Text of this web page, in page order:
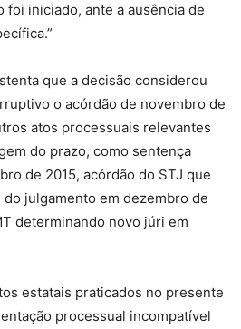
foi iniciado, ante a ausência de
que a decisão considerou
o acórdão de novembro de
atos processuais relevantes
do prazo, como sentença
de 2015, acórdão do STJ que
julgamento em dezembro de
determinando novo júri em
estatais praticados no presente
processual incompatível